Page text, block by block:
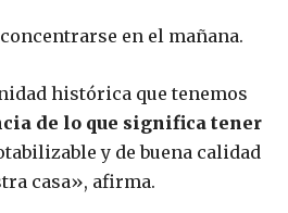
en el mañana.
histórica que tenemos
de lo que significa tener
y de buena calidad
casa», afirma.